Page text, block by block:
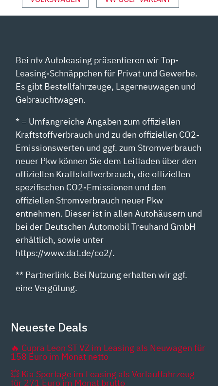
Bei ntv Autoleasing präsentieren wir Top-
Leasing-Schnäppchen für Privat und Gewerbe.
Es gibt Bestellfahrzeuge, Lagerneuwagen und
Gebrauchtwagen.
* = Umfangreiche Angaben zum offiziellen
Kraftstoffverbrauch und zu den offiziellen CO2-
Emissionswerten und ggf. zum Stromverbrauch
neuer Pkw können Sie dem Leitfaden über den
offiziellen Kraftstoffverbrauch, die offiziellen
spezifischen CO2-Emissionen und den
offiziellen Stromverbrauch neuer Pkw
entnehmen. Dieser ist in allen Autohäusern und
bei der Deutschen Automobil Treuhand GmbH
erhältlich, sowie unter
https://www.dat.de/co2/.
** Partnerlink. Bei Nutzung erhalten wir ggf.
eine Vergütung.
Neueste Deals
🔥 Cupra Leon ST VZ im Leasing als Neuwagen für
158 Euro im Monat netto
💥 Kia Sportage im Leasing als Vorlauffahrzeug
für 271 Euro im Monat brutto